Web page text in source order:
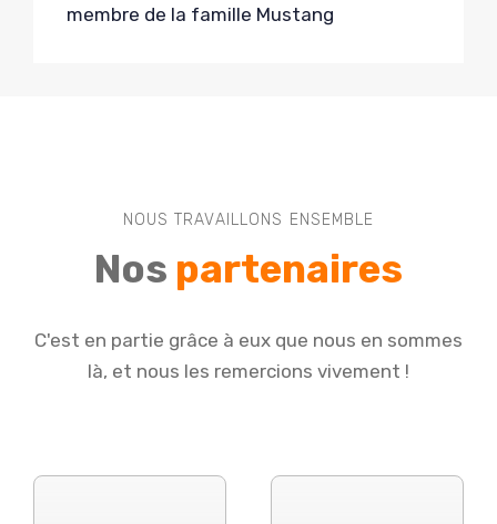
membre de la famille Mustang
NOUS TRAVAILLONS ENSEMBLE
Nos partenaires
C'est en partie grâce à eux que nous en sommes
là, et nous les remercions vivement !